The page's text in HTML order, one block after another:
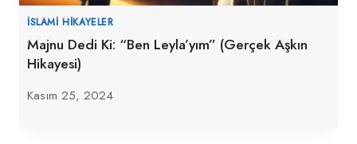
İSLAMI HIKAYELER
Majnu Dedi Ki: “Ben Leyla’yım” (Gerçek Aşkın
Hikayesi)
Kasım 25, 2024